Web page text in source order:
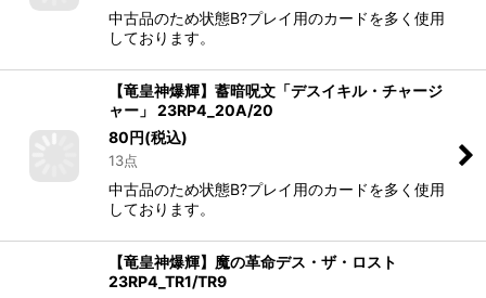
中古品のため状態B?プレイ用のカードを多く使用
しております。
【竜皇神爆輝】蓄暗呪文「デスイキル・チャージ
ャー」 23RP4_20A/20
80円(税込)
13点
中古品のため状態B?プレイ用のカードを多く使用
しております。
【竜皇神爆輝】魔の革命デス・ザ・ロスト
23RP4_TR1/TR9